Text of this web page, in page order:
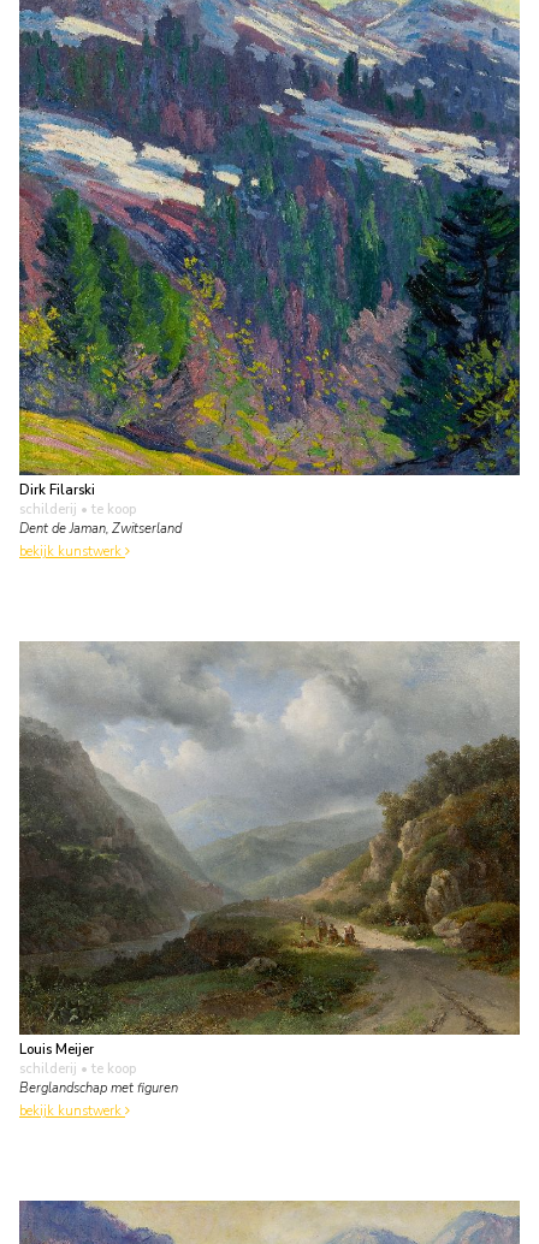
Dirk Filarski
schilderij • te koop
Dent de Jaman, Zwitserland
bekijk kunstwerk
Louis Meijer
schilderij • te koop
Berglandschap met figuren
bekijk kunstwerk